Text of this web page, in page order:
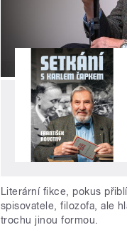
Literární fikce, pokus
spisovatele, filozofa, ale
trochu jinou formou.